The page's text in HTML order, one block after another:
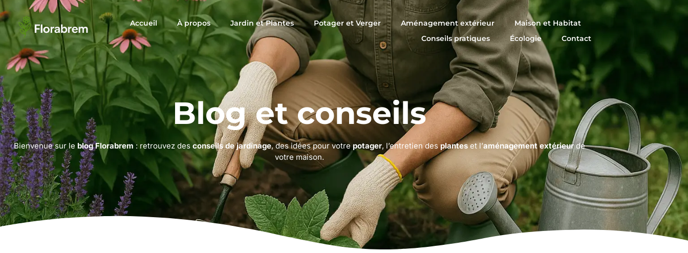
Accueil À propos Jardin et Plantes Potager et Verger Aménagement extérieur
Maison et Habitat
Conseils pratiques
Écologie Contact
Blog et conseils
Bienvenue sur le blog Florabrem : retrouvez des conseils de jardinage, des idées pour votre potager, l’entretien desplanteset l’aménagement extérieurde
votre maison.